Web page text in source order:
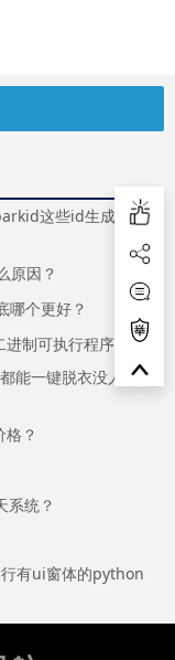
这些id生成器区
原因？
个更好？
制可执行程序？
能一键脱衣没人管
？
系统？
有ui窗体的python